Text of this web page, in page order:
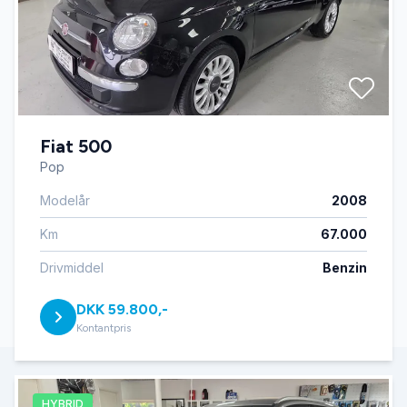
Fiat 500
Pop
Modelår 2008
Km 67.000
Drivmiddel Benzin
DKK 59.800,-
Kontantpris
HYBRID